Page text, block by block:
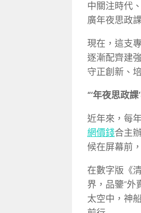
中關注時代
廣年夜思政
現在，這支
逐漸配齊建
守正創新、
“‘年夜思政
近年來，每
網價錢合主
候在屏幕前
在數字版《
界，品鑒“外
太空中，神